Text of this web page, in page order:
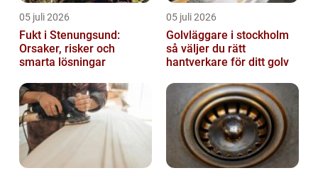
05 juli 2026
Fukt i Stenungsund:
Orsaker, risker och
smarta lösningar
05 juli 2026
Golvläggare i stockholm
så väljer du rätt
hantverkare för ditt golv